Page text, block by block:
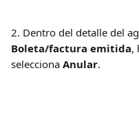
2. Dentro del detalle del
Boleta/factura emitida,
selecciona Anular.